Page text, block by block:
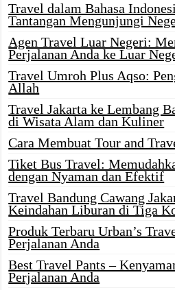
Travel dalam Bahasa
Tantangan Mengunjungi
Agen Travel Luar Negeri:
Perjalanan Anda ke Luar
Travel Umroh Plus Aqso:
Allah
Travel Jakarta ke Lembang
di Wisata Alam dan Kuliner
Cara Membuat Tour and
Tiket Bus Travel:
dengan Nyaman dan Efektif
Travel Bandung Cawang
Keindahan Liburan di Tiga
Produk Terbaru Urban’s
Perjalanan Anda
Best Travel Pants –
Perjalanan Anda